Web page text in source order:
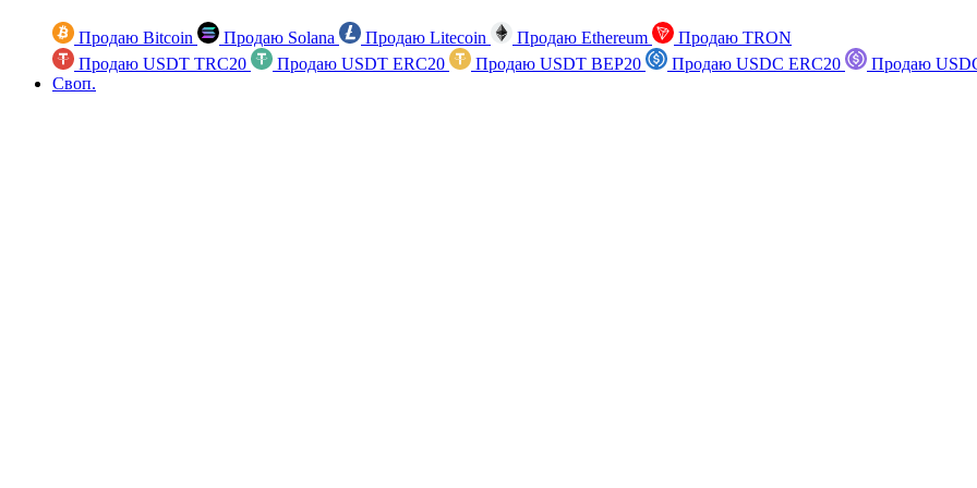
Продаю Bitcoin Продаю Solana Продаю Litecoin Продаю Ethereum
Продаю TRON
Продаю USDT TRC20
Продаю USDT ERC20 Продаю USDT BEP20 Продаю USDC ERC20
Продаю
Своп.